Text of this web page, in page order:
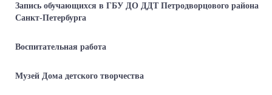
Запись обучающихся в ГБУ ДО ДДТ Петродворцового района
Санкт-Петербурга
Воспитательная работа
Музей Дома детского творчества